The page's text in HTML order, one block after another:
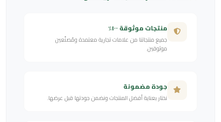
منتجات موثوقة ١٠٠٪
جميع منتجاتنا من علامات تجارية معتمدة ومُصنّعين
موثوقين.
جودة مضمونة
نختار بعناية أفضل المنتجات ونضمن جودتها قبل عرضها.